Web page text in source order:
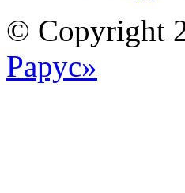
© Copyright
Рарус»